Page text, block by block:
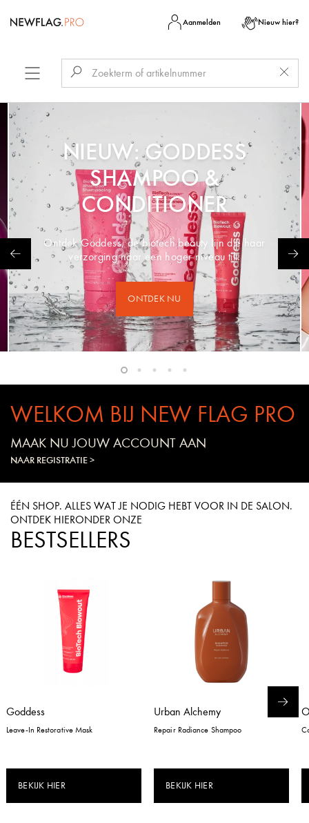
Aanmelden Nieuw hier?
NIEUW: GODDESS
SHAMPOO &
CONDITIONER
Ontdek Goddess, de biotech beauty lijn die haar
verzorging naar een hoger niveau tilt.
ONTDEK NU
WELKOM BIJ NEW FLAG PRO
MAAK NU JOUW ACCOUNT AAN
NAAR REGISTRATIE >
ÉÉN SHOP. ALLES WAT JE NODIG HEBT VOOR IN DE SALON.
ONTDEK HIERONDER ONZE
BESTSELLERS
Goddess
Leave-In Restorative Mask
BEKIJK HIER
Urban Alchemy
Repair Radiance Shampoo
BEKIJK HIER